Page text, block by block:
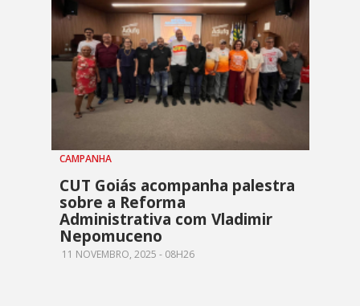
CAMPANHA
CUT Goiás acompanha palestra
sobre a Reforma
Administrativa com Vladimir
Nepomuceno
11 NOVEMBRO, 2025 - 08H26